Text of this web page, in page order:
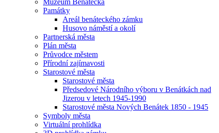
Muzeum Benátecka
Památky
Areál benáteckého zámku
Husovo náměstí a okolí
Partnerská města
Plán města
Průvodce městem
Přírodní zajímavosti
Starostové města
Starostové města
Předsedové Národního výboru v Benátkách nad
Jizerou v letech 1945-1990
Starostové města Nových Benátek 1850 - 1945
Symboly města
Virtuální prohlídka